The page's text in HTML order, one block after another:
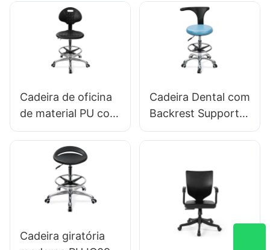
com backrest PUN
& Anel de pé
ajustável anel &
base de 5 estrelas
para laboratórios
Controle de altura
Base de alumínio
de 5 estrelas para
escritório/laboratór
Cadeira de oficina
de material PU com
nylon de nylon
personalizável
banhado por
alumínio IC007
Hewei
personalizada
Cadeira Dental com
Backrest Support
Hospital de
Uso da Clínica
Cadeira giratória